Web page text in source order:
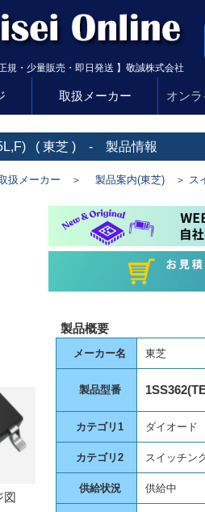
規・少量販売・即日発送 】敬誠株式会社
取扱メーカー オン
( 東芝 ) - 製品情報
扱メーカー ＞ 製品案内(東芝) ＞ ス
図
製品概要
メーカー名 東芝
製品型番
カテゴリ1 ダイオード
カテゴリ2 スイッチン
供給状況 供給中